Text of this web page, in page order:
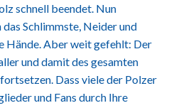
schnell beendet. Nun
Schlimmste, Neider und
Hände. Aber weit gefehlt: Der
und damit des gesamten
Dass viele der Polzer
und Fans durch Ihre